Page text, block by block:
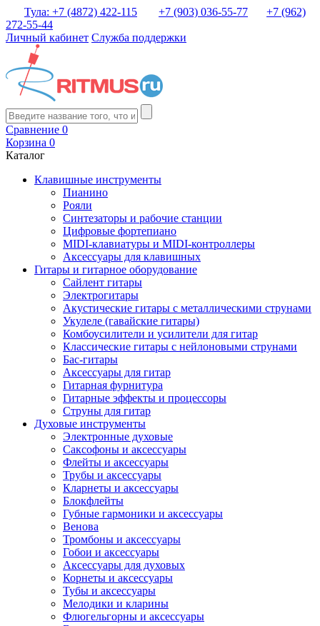
Тула: +7 (4872) 422-115 +7 (903) 036-55-77
+7 (962)
272-55-44
Личный кабинет Служба поддержки
Сравнение 0
Корзина 0
Каталог
Клавишные инструменты
Пианино
Рояли
Синтезаторы и рабочие станции
Цифровые фортепиано
MIDI-клавиатуры и MIDI-контроллеры
Аксессуары для клавишных
Гитары и гитарное оборудование
Сайлент гитары
Электрогитары
Акустические гитары с металлическими струнами
Укулеле (гавайские гитары)
Комбоусилители и усилители для гитар
Классические гитары с нейлоновыми струнами
Бас-гитары
Аксессуары для гитар
Гитарная фурнитура
Гитарные эффекты и процессоры
Струны для гитар
Духовые инструменты
Электронные духовые
Саксофоны и аксессуары
Флейты и аксессуары
Трубы и аксессуары
Кларнеты и аксессуары
Блокфлейты
Губные гармоники и аксессуары
Венова
Тромбоны и аксессуары
Гобои и аксессуары
Аксессуары для духовых
Корнеты и аксессуары
Тубы и аксессуары
Мелодики и кларины
Флюгельгорны и аксессуары